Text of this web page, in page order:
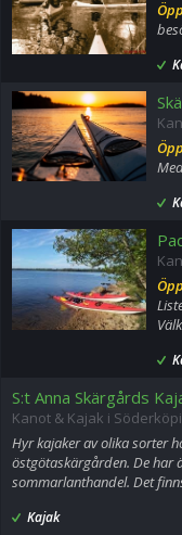
S:t Anna Skärgårds
Kanot & Kajak i
Hyr kajaker av olika sorter
östgötaskärgården. De har
sommarlanthandel. Det
Kajak